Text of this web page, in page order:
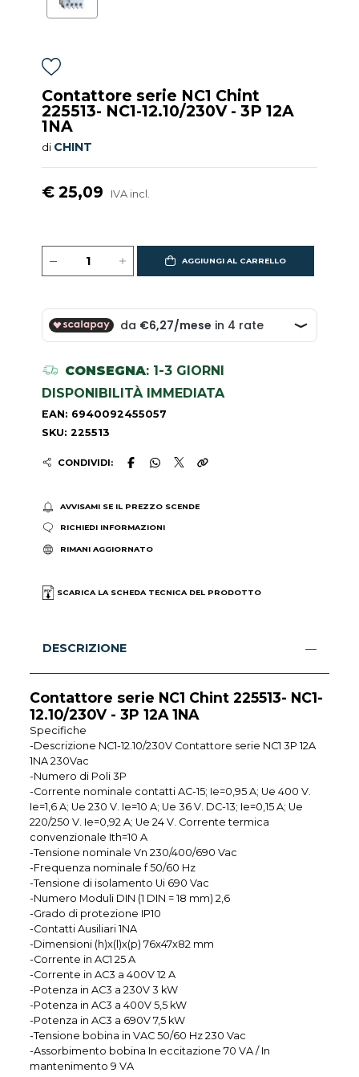
Contattore serie NC1 Chint
225513- NC1-12.10/230V - 3P 12A
1NA
di CHINT
€ 25,09 IVA incl.
AGGIUNGI AL CARRELLO
CONSEGNA: 1-3 GIORNI
DISPONIBILITÀ IMMEDIATA
EAN: 6940092455057
SKU: 225513
CONDIVIDI:
AVVISAMI SE IL PREZZO SCENDE
RICHIEDI INFORMAZIONI
RIMANI AGGIORNATO
SCARICA LA SCHEDA TECNICA DEL PRODOTTO
DESCRIZIONE
Contattore serie NC1 Chint 225513- NC1-
12.10/230V - 3P 12A 1NA
Specifiche
-Descrizione NC1-12.10/230V Contattore serie NC1 3P 12A
1NA 230Vac
-Numero di Poli 3P
-Corrente nominale contatti AC-15; Ie=0,95 A; Ue 400 V.
Ie=1,6 A; Ue 230 V. Ie=10 A; Ue 36 V. DC-13; Ie=0,15 A; Ue
220/250 V. Ie=0,92 A; Ue 24 V. Corrente termica
convenzionale Ith=10 A
-Tensione nominale Vn 230/400/690 Vac
-Frequenza nominale f 50/60 Hz
-Tensione di isolamento Ui 690 Vac
-Numero Moduli DIN (1 DIN = 18 mm) 2,6
-Grado di protezione IP10
-Contatti Ausiliari 1NA
-Dimensioni (h)x(l)x(p) 76x47x82 mm
-Corrente in AC1 25 A
-Corrente in AC3 a 400V 12 A
-Potenza in AC3 a 230V 3 kW
-Potenza in AC3 a 400V 5,5 kW
-Potenza in AC3 a 690V 7,5 kW
-Tensione bobina in VAC 50/60 Hz 230 Vac
-Assorbimento bobina In eccitazione 70 VA / In
mantenimento 9 VA